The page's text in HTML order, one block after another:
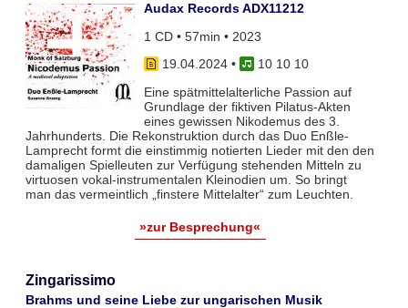
Audax Records ADX11212
1 CD • 57min • 2023
19.04.2024•
10 10 10
Eine spätmittelalterliche Passion auf
Grundlage der fiktiven Pilatus-Akten
eines gewissen Nikodemus des 3.
Jahrhunderts. Die Rekonstruktion durch das Duo Enßle-
Lamprecht formt die einstimmig notierten Lieder mit den den
damaligen Spielleuten zur Verfügung stehenden Mitteln zu
virtuosen vokal-instrumentalen Kleinodien um. So bringt
man das vermeintlich „finstere Mittelalter“ zum Leuchten.
»zur Besprechung«
Zingarissimo
Brahms und seine Liebe zur ungarischen Musik